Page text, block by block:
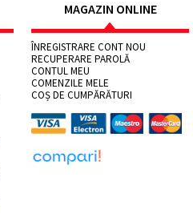
MAGAZIN ONLINE
ÎNREGISTRARE CONT NOU
RECUPERARE PAROLĂ
CONTUL MEU
COMENZILE MELE
COȘ DE CUMPĂRĂTURI